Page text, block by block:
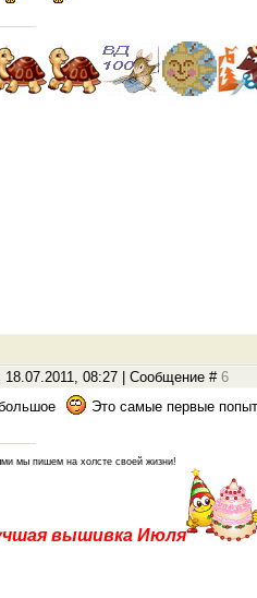
18.07.2011, 08:27 | Сообщение # 6
Это самые первые
мы пишем на холсте своей жизни!
вышивка Июля